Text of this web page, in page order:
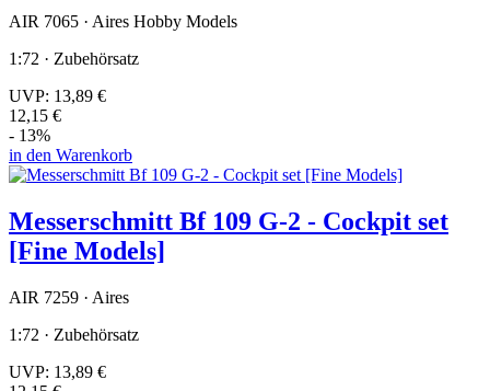
AIR 7065 · Aires Hobby Models
1:72 · Zubehörsatz
UVP: 13,89 €
12,15 €
- 13%
in den Warenkorb
Messerschmitt Bf 109 G-2 - Cockpit set
[Fine Models]
AIR 7259 · Aires
1:72 · Zubehörsatz
UVP: 13,89 €